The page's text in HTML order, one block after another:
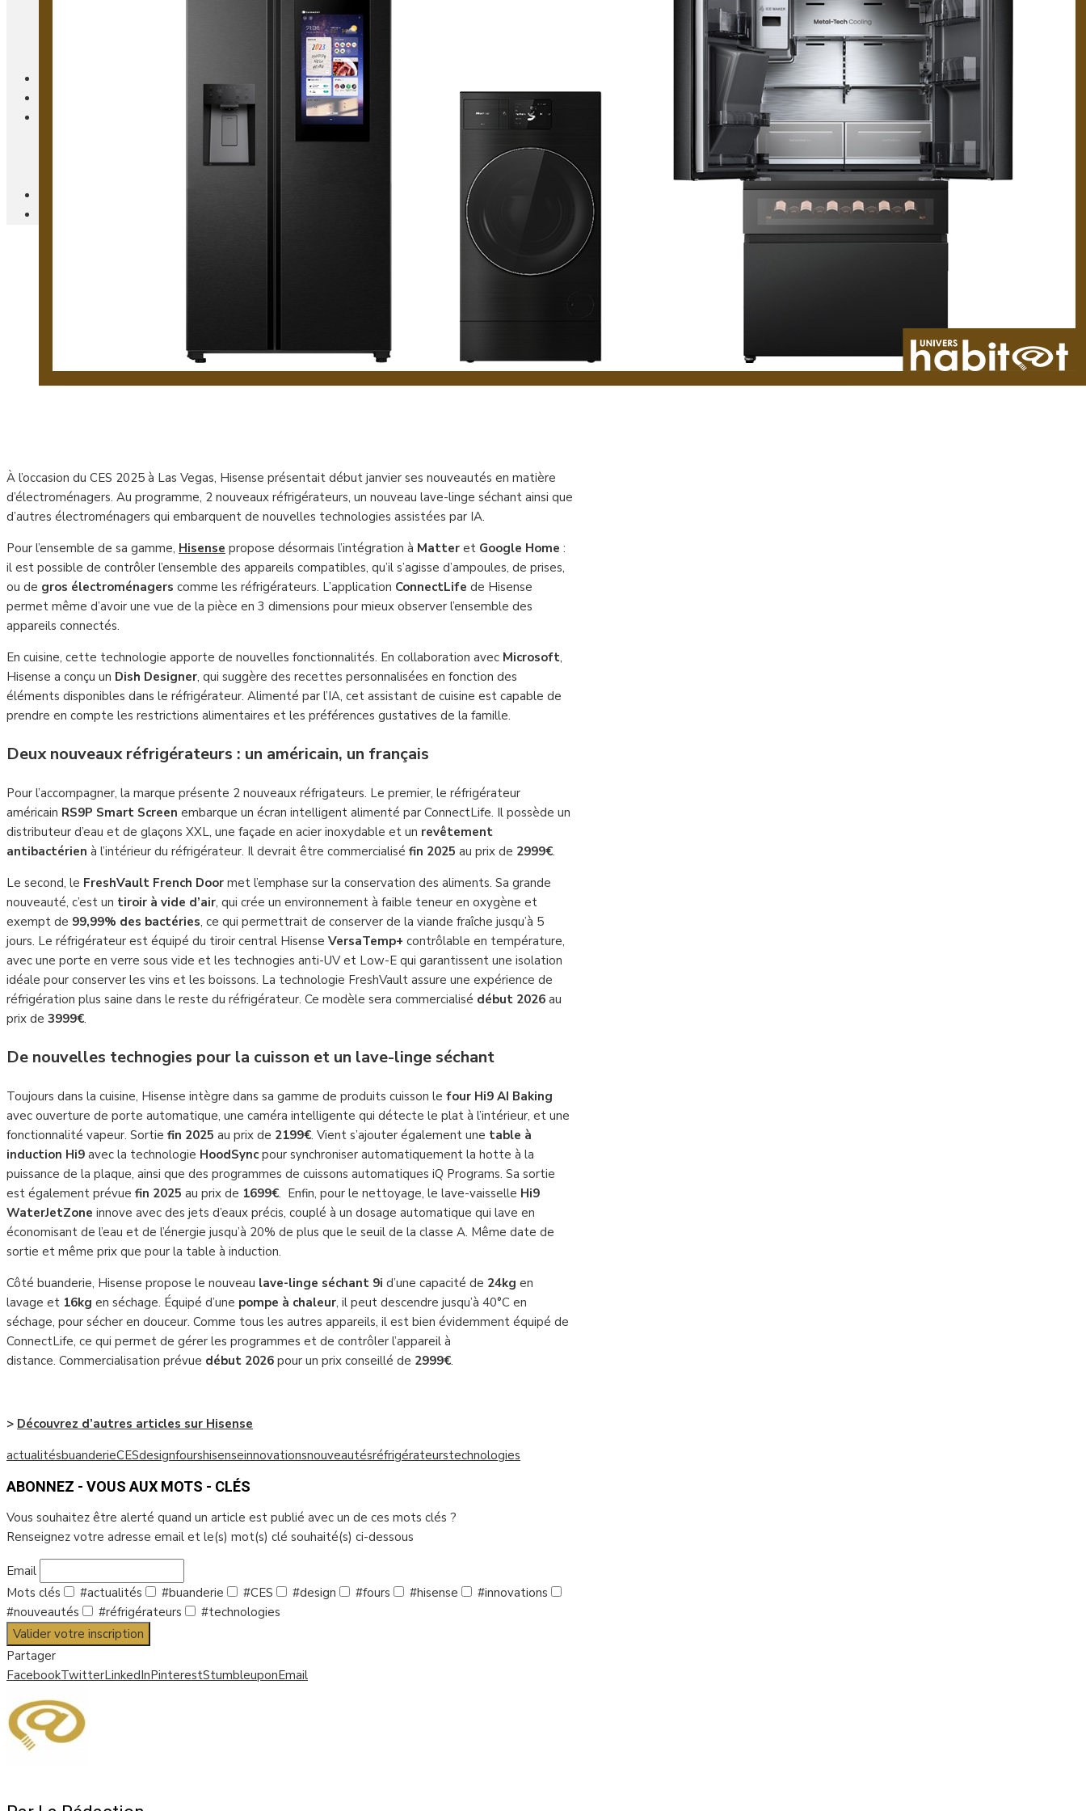
À l’occasion du CES 2025 à Las Vegas, Hisense présentait début janvier ses nouveautés en matière
d’électroménagers. Au programme, 2 nouveaux réfrigérateurs, un nouveau lave-linge séchant ainsi que
d’autres électroménagers qui embarquent de nouvelles technologies assistées par IA.
Pour l’ensemble de sa gamme, Hisense propose désormais l’intégration à Matter et Google Home :
il est possible de contrôler l’ensemble des appareils compatibles, qu’il s’agisse d’ampoules, de prises,
ou de gros électroménagers comme les réfrigérateurs. L’application ConnectLife de Hisense
permet même d’avoir une vue de la pièce en 3 dimensions pour mieux observer l’ensemble des
appareils connectés.
En cuisine, cette technologie apporte de nouvelles fonctionnalités. En collaboration avec Microsoft,
Hisense a conçu un Dish Designer, qui suggère des recettes personnalisées en fonction des
éléments disponibles dans le réfrigérateur. Alimenté par l’IA, cet assistant de cuisine est capable de
prendre en compte les restrictions alimentaires et les préférences gustatives de la famille.
Deux nouveaux réfrigérateurs : un américain, un français
Pour l’accompagner, la marque présente 2 nouveaux réfrigateurs. Le premier, le réfrigérateur
américain RS9P Smart Screen embarque un écran intelligent alimenté par ConnectLife. Il possède un
distributeur d’eau et de glaçons XXL, une façade en acier inoxydable et un revêtement
antibactérien à l’intérieur du réfrigérateur. Il devrait être commercialisé fin 2025 au prix de 2999€.
Le second, le FreshVault French Door met l’emphase sur la conservation des aliments. Sa grande
nouveauté, c’est un tiroir à vide d’air, qui crée un environnement à faible teneur en oxygène et
exempt de 99,99% des bactéries, ce qui permettrait de conserver de la viande fraîche jusqu’à 5
jours. Le réfrigérateur est équipé du tiroir central Hisense VersaTemp+ contrôlable en température,
avec une porte en verre sous vide et les technogies anti-UV et Low-E qui garantissent une isolation
idéale pour conserver les vins et les boissons. La technologie FreshVault assure une expérience de
réfrigération plus saine dans le reste du réfrigérateur. Ce modèle sera commercialisé début 2026 au
prix de 3999€.
De nouvelles technogies pour la cuisson et un lave-linge séchant
Toujours dans la cuisine, Hisense intègre dans sa gamme de produits cuisson le four Hi9 AI Baking
avec ouverture de porte automatique, une caméra intelligente qui détecte le plat à l’intérieur, et une
fonctionnalité vapeur. Sortie fin 2025 au prix de 2199€. Vient s’ajouter également une table à
induction Hi9 avec la technologie HoodSync pour synchroniser automatiquement la hotte à la
puissance de la plaque, ainsi que des programmes de cuissons automatiques iQ Programs. Sa sortie
est également prévue fin 2025 au prix de 1699€. Enfin, pour le nettoyage, le lave-vaisselle Hi9
WaterJetZone innove avec des jets d’eaux précis, couplé à un dosage automatique qui lave en
économisant de l’eau et de l’énergie jusqu’à 20% de plus que le seuil de la classe A. Même date de
sortie et même prix que pour la table à induction.
Côté buanderie, Hisense propose le nouveau lave-linge séchant 9i d’une capacité de 24kg en
lavage et 16kg en séchage. Équipé d’une pompe à chaleur, il peut descendre jusqu’à 40°C en
séchage, pour sécher en douceur. Comme tous les autres appareils, il est bien évidemment équipé de
ConnectLife, ce qui permet de gérer les programmes et de contrôler l’appareil à
distance. Commercialisation prévue début 2026 pour un prix conseillé de 2999€.
> Découvrez d’autres articles sur Hisense
actualitésbuanderieCESdesignfourshisenseinnovationsnouveautésréfrigérateurstechnologies
ABONNEZ - VOUS AUX MOTS - CLÉS
Vous souhaitez être alerté quand un article est publié avec un de ces mots clés ?
Renseignez votre adresse email et le(s) mot(s) clé souhaité(s) ci-dessous
Email
Mots clés
#actualités #buanderie #CES #design #fours #hisense
#innovations
#nouveautés
#réfrigérateurs
#technologies
Valider votre inscription
Partager
FacebookTwitterLinkedInPinterestStumbleuponEmail